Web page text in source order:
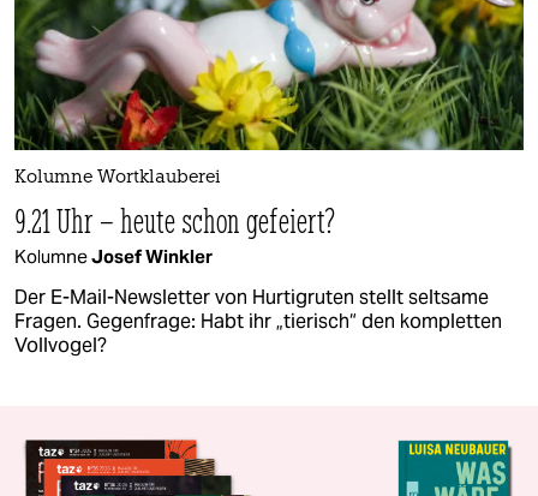
Kolumne Wortklauberei
9.21 Uhr – heute schon gefeiert?
KolumneJosef Winkler
Der E-Mail-Newsletter von Hurtigruten stellt seltsame
Fragen. Gegenfrage: Habt ihr „tierisch“ den kompletten
Vollvogel?